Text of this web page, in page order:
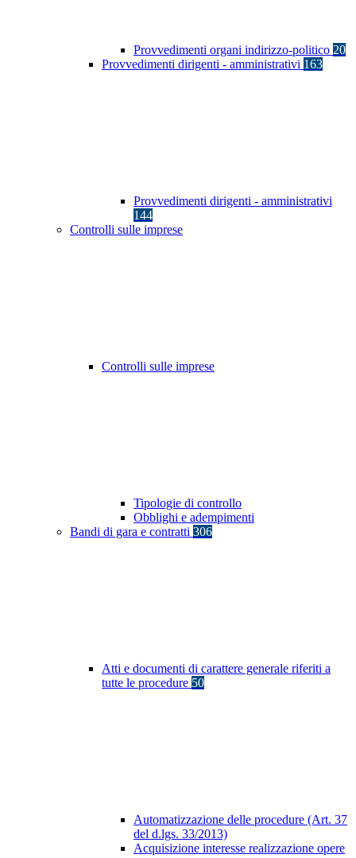
Provvedimenti organi indirizzo-politico 20
Provvedimenti dirigenti - amministrativi 163
Provvedimenti dirigenti - amministrativi
144
Controlli sulle imprese
Controlli sulle imprese
Tipologie di controllo
Obblighi e adempimenti
Bandi di gara e contratti 306
Atti e documenti di carattere generale riferiti a
tutte le procedure 50
Automatizzazione delle procedure (Art. 37
del d.lgs. 33/2013)
Acquisizione interesse realizzazione opere